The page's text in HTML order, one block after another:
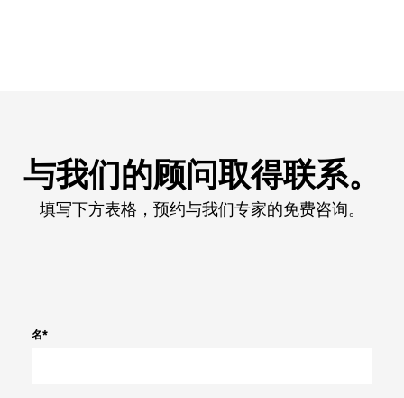
与我们的顾问取得联系。
填写下方表格，预约与我们专家的免费咨询。
名*